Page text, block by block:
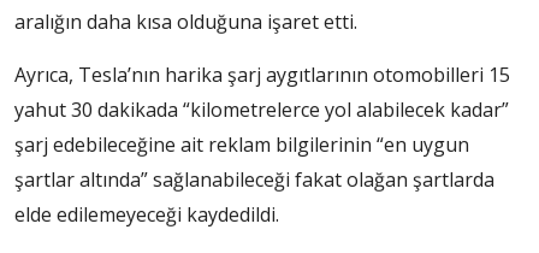
aralığın daha kısa olduğuna işaret etti.
Ayrıca, Tesla’nın harika şarj aygıtlarının otomobilleri 15
yahut 30 dakikada “kilometrelerce yol alabilecek kadar”
şarj edebileceğine ait reklam bilgilerinin “en uygun
şartlar altında” sağlanabileceği fakat olağan şartlarda
elde edilemeyeceği kaydedildi.